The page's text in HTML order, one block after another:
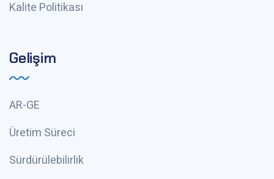
Kalite Politikası
Gelişim
AR-GE
Üretim Süreci
Sürdürülebilirlik